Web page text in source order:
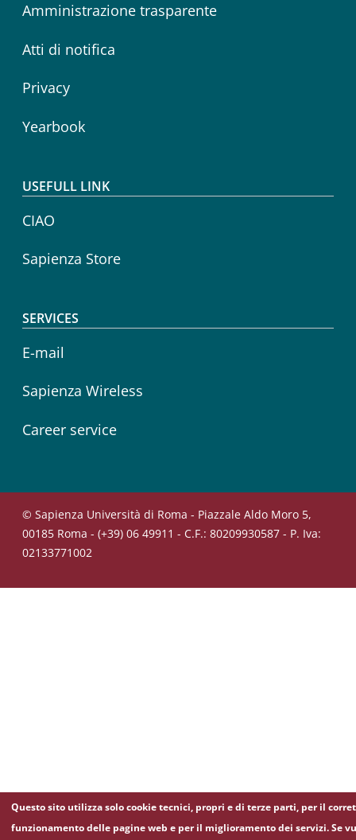
Amministrazione trasparente
Atti di notifica
Privacy
Yearbook
USEFULL LINK
CIAO
Sapienza Store
SERVICES
E-mail
Sapienza Wireless
Career service
© Sapienza Università di Roma - Piazzale Aldo Moro 5,
00185 Roma - (+39) 06 49911 - C.F.: 80209930587 - P. Iva:
02133771002
Questo sito utilizza solo cookie tecnici, propri e di terze parti, per il
funzionamento delle pagine web e per il miglioramento dei servizi. Se